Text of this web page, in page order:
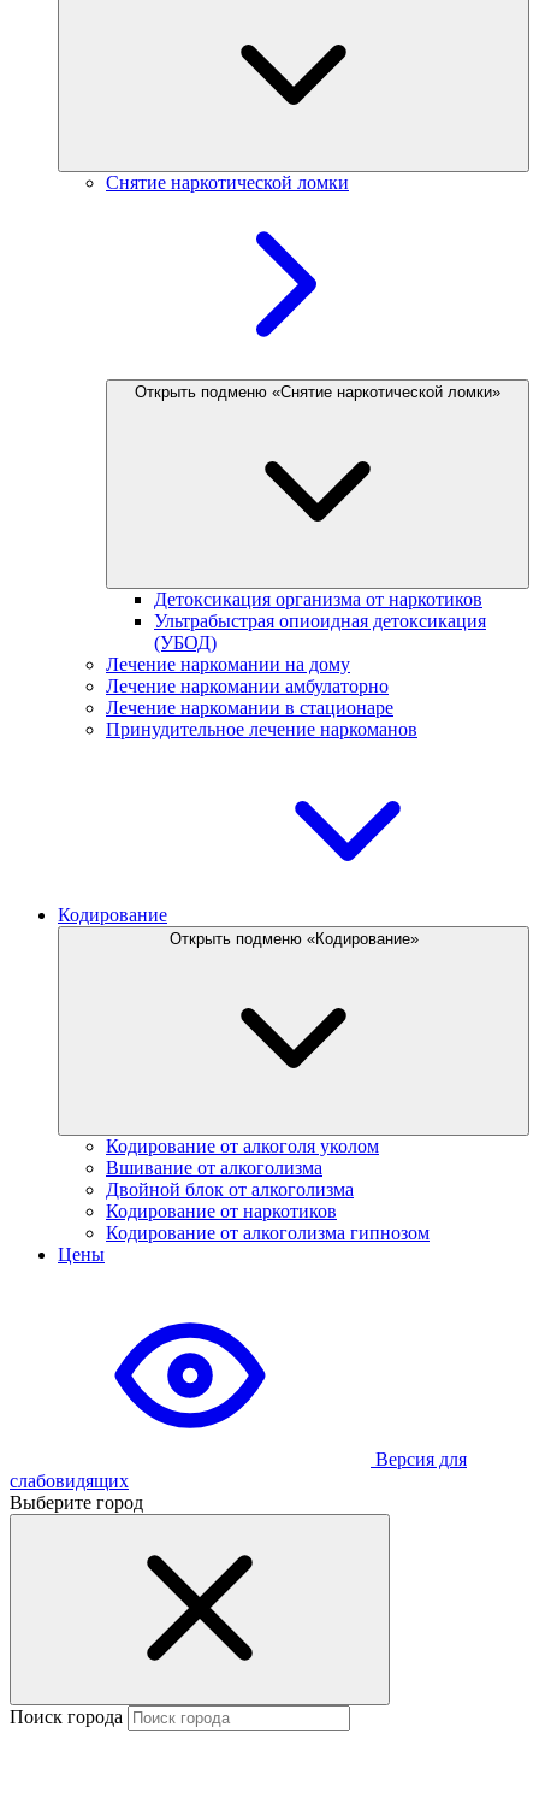
Снятие наркотической ломки
Открыть подменю «Снятие наркотической ломки»
Детоксикация организма от наркотиков
Ультрабыстрая опиоидная детоксикация
(УБОД)
Лечение наркомании на дому
Лечение наркомании амбулаторно
Лечение наркомании в стационаре
Принудительное лечение наркоманов
Кодирование
Открыть подменю «Кодирование»
Кодирование от алкоголя уколом
Вшивание от алкоголизма
Двойной блок от алкоголизма
Кодирование от наркотиков
Кодирование от алкоголизма гипнозом
Цены
Версия для
слабовидящих
Выберите город
Поиск города